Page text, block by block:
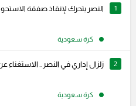
1 النصر يتحرك لإنقاذ صفقة
كرة سعودية
2 زلزال إداري في النصر.. الاستغناء
كرة سعودية